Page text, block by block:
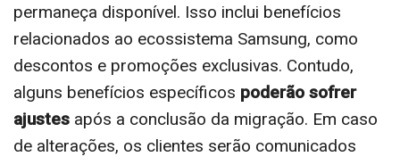
permaneça disponível. Isso inclui benefícios
relacionados ao ecossistema Samsung, como
descontos e promoções exclusivas. Contudo,
alguns benefícios específicos poderão sofrer
ajustes após a conclusão da migração. Em caso
de alterações, os clientes serão comunicados